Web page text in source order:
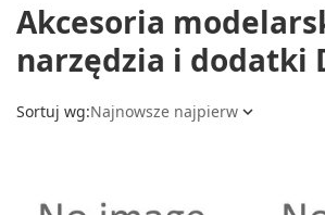
Akcesoria
narzędzia i dodatki
Sortuj wg:Najnowsze najpierw 